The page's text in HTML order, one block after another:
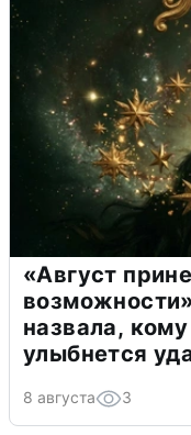
«Август
назвала,
улыбнется
8 августа 3